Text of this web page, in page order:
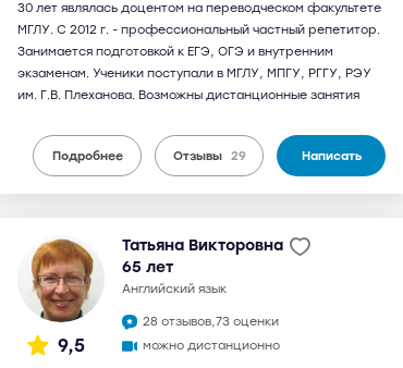
30 лет являлась доцентом на переводческом факультете
МГЛУ. С 2012 г. - профессиональный частный репетитор.
Занимается подготовкой к ЕГЭ, ОГЭ и внутренним
экзаменам. Ученики поступали в МГЛУ, МПГУ, РГГУ, РЭУ
им. Г.В. Плеханова. Возможны дистанционные занятия
Подробнее Отзывы 29 Написать
9,5
Татьяна Викторовна
65 лет
английский язык
28 отзывов,73 оценки
можно дистанционно